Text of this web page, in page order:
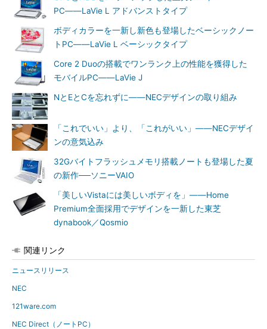
PC――LaVie L アドバンストタイプ
ボディカラーを一新し新色も登場したベーシックノー
トPC――LaVie L ベーシックタイプ
Core 2 Duoの搭載でワンランク上の性能を獲得した
モバイルPC――LaVie J
NとEとCを忘れずに――NECデザインの取り組み
「これでいい」より、「これがいい」――NECデザイ
ンの意気込み
32Gバイトフラッシュメモリ搭載ノートも登場した夏
の新作──ソニーVAIO
「美しいVistaには美しいボディを」――Home
Premium全面採用でデザインを一新した東芝
dynabook／Qosmio
関連リンク
ニュースリリース
NEC
121ware.com
NEC Direct（ノートPC）